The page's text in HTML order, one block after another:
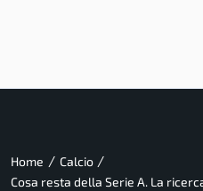
Home / Calcio /
Cosa resta della Serie A. La